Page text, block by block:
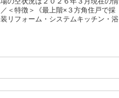
＜特徴＞《最上階×３方角住戸で採
リフォーム・システムキッチン・浴